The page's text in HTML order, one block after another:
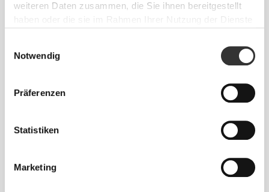
weiteren Daten zusammen, die Sie ihnen bereitgestellt
haben oder die sie im Rahmen Ihrer Nutzung der Dienste
Notwendig
Präferenzen
Statistiken
Marketing
Absolute Bewegungsfreiheit. Deine bequeme,